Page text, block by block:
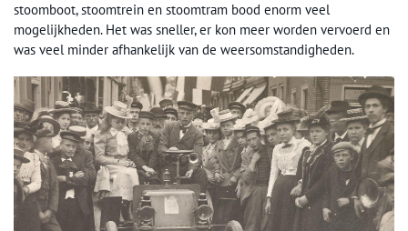
stoomboot, stoomtrein en stoomtram bood enorm veel
mogelijkheden. Het was sneller, er kon meer worden vervoerd en
was veel minder afhankelijk van de weersomstandigheden.